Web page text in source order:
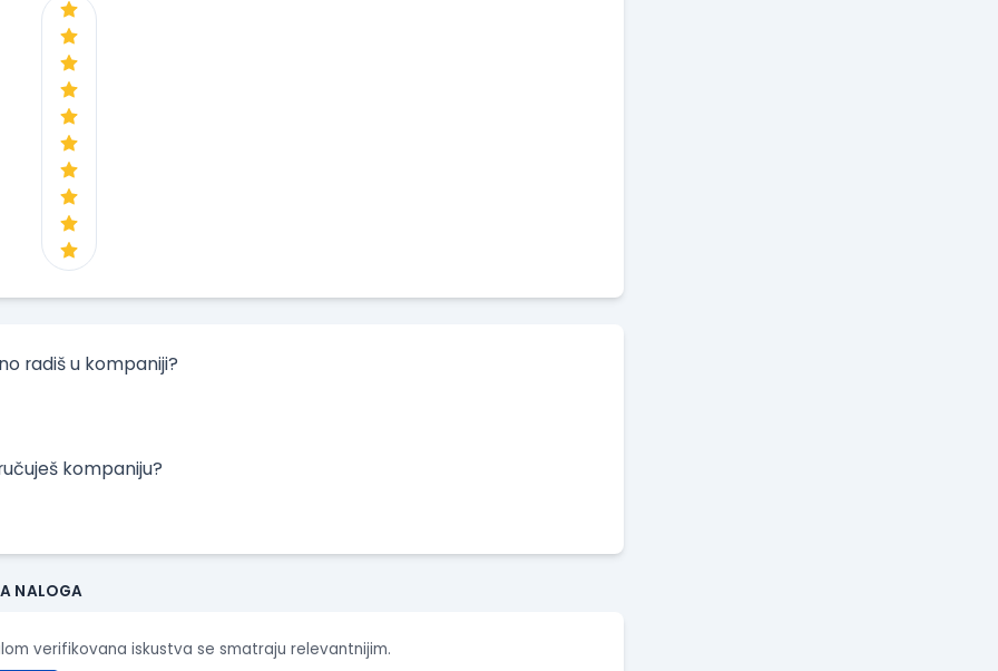
radiš u kompaniji?
kompaniju?
NALOGA
verifikovana iskustva se smatraju relevantnijim.